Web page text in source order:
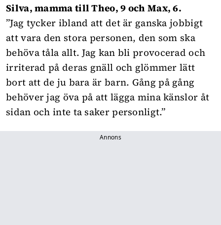
Silva, mamma till Theo, 9 och Max, 6.
”Jag tycker ibland att det är ganska jobbigt
att vara den stora personen, den som ska
behöva tåla allt. Jag kan bli provocerad och
irriterad på deras gnäll och glömmer lätt
bort att de ju bara är barn. Gång på gång
behöver jag öva på att lägga mina känslor åt
sidan och inte ta saker personligt.”
Annons